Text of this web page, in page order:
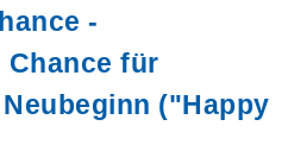
-
Chance für
("Happy